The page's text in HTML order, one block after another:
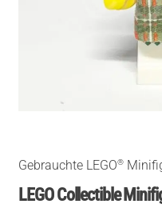
Gebrauchte LEGO®
LEGO Collectible